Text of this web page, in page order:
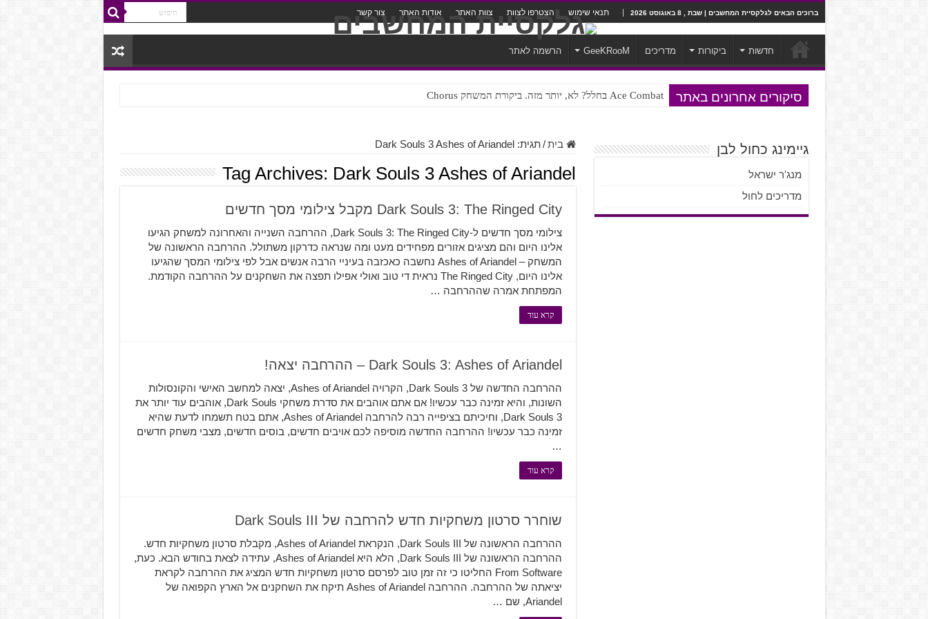
ברוכים הבאים לגלקסיית המחשבים | שבת , 8 באוגוסט 2026 תנאי שימוש הצטרפו לצוות צוות האתר אודות האתר צור קשר
חדשות ביקורות מדריכים GeeKRooM הרשמה לאתר
סיקורים אחרונים באתר Ace Combat בחלל? לא, יותר מזה. ביקורת המשחק Chorus
Steven Universe והשירים שתורגמו בצורה נוראית לעברית
בית / תגית:Dark Souls 3 Ashes of Ariandel
Tag Archives: Dark Souls 3 Ashes of Ariandel
Dark Souls 3: The Ringed City מקבל צילומי מסך חדשים
צילומי מסך חדשים ל-Dark Souls 3: The Ringed City, ההרחבה השנייה והאחרונה למשחק הגיעו
אלינו היום והם מציגים אזורים מפחידים מעט ומה שנראה כדרקון משתולל. ההרחבה הראשונה של
המשחק – Ashes of Ariandel נחשבה כאכזבה בעיניי הרבה אנשים אבל לפי צילומי המסך שהגיעו
אלינו היום, The Ringed City נראית די טוב ואולי אפילו תפצה את השחקנים על ההרחבה הקודמת.
המפתחת אמרה שההרחבה …
קרא עוד
Dark Souls 3: Ashes of Ariandel – ההרחבה יצאה!
ההרחבה החדשה של Dark Souls 3, הקרויה Ashes of Ariandel, יצאה למחשב האישי והקונסולות
השונות, והיא זמינה כבר עכשיו! אם אתם אוהבים את סדרת משחקי Dark Souls, אוהבים עוד יותר את
Dark Souls 3, וחיכיתם בציפייה רבה להרחבה Ashes of Ariandel, אתם בטח תשמחו לדעת שהיא
זמינה כבר עכשיו! ההרחבה החדשה מוסיפה לכם אויבים חדשים, בוסים חדשים, מצבי משחק חדשים
…
קרא עוד
שוחרר סרטון משחקיות חדש להרחבה של Dark Souls III
ההרחבה הראשונה של Dark Souls III, הנקראת Ashes of Ariandel, מקבלת סרטון משחקיות חדש.
ההרחבה הראשונה של Dark Souls III, הלא היא Ashes of Ariandel, עתידה לצאת בחודש הבא. כעת,
From Software החליטו כי זה זמן טוב לפרסם סרטון משחקיות חדש המציג את ההרחבה לקראת
יציאתה של ההרחבה. ההרחבה Ashes of Ariandel תיקח את השחקנים אל הארץ הקפואה של
Ariandel, שם …
גיימינג כחול לבן
מנג'ר ישראל
מדריכים לחול